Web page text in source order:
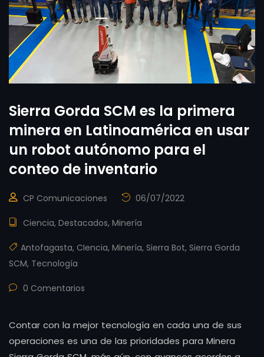
Sierra Gorda SCM es la primera
minera en Latinoamérica en usar
un robot autónomo para el
conteo de inventario
CP Comunicaciones 06/07/2022
Ciencia, Destacados, Minería
Antofagasta, CIencia, Minería, Sierra Bot, Sierra Gorda
SCM, Tecnología
0 Comentarios
Contar con la mejor tecnología en cada una de sus
operaciones es una de las prioridades para Minera